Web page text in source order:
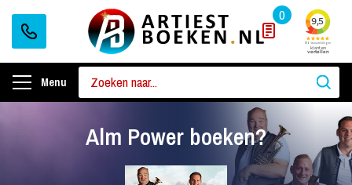
0
Menu
Alm Power boeken?